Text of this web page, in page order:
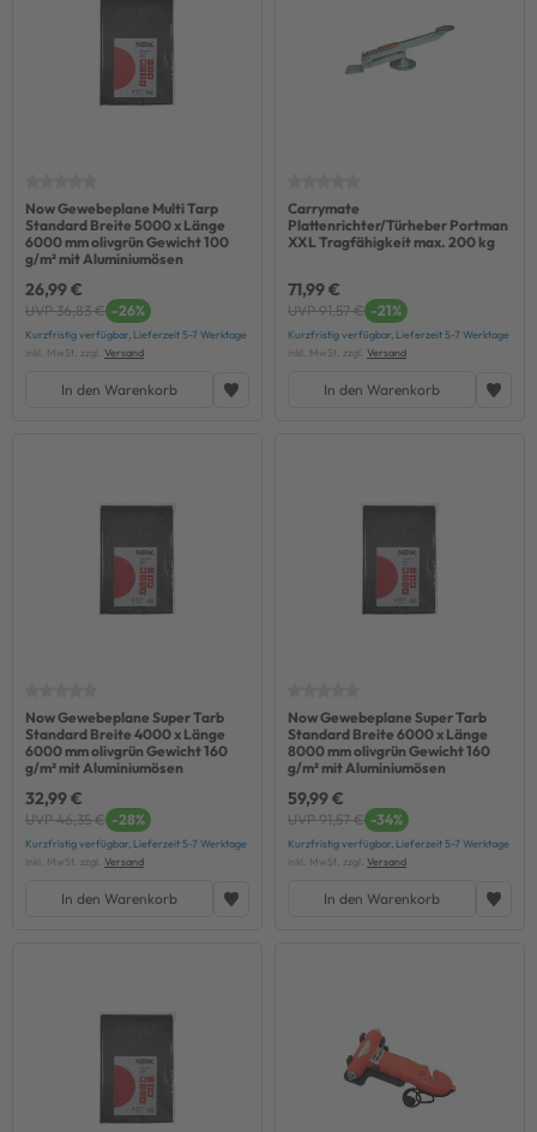
Now Gewebeplane Multi Tarp
Standard Breite 5000 x Länge
6000 mm olivgrün Gewicht 100
g/m² mit Aluminiumösen
26,99 €
UVP 36,83 € -26%
Kurzfristig verfügbar, Lieferzeit 5-7 Werktage
inkl. MwSt. zzgl. Versand
In den Warenkorb
Carrymate
Plattenrichter/Türheber Portman
XXL Tragfähigkeit max. 200 kg
71,99 €
UVP 91,57 € -21%
Kurzfristig verfügbar, Lieferzeit 5-7 Werktage
inkl. MwSt. zzgl. Versand
In den Warenkorb
Now Gewebeplane Super Tarb
Standard Breite 4000 x Länge
6000 mm olivgrün Gewicht 160
g/m² mit Aluminiumösen
32,99 €
UVP 46,35 € -28%
Kurzfristig verfügbar, Lieferzeit 5-7 Werktage
inkl. MwSt. zzgl. Versand
In den Warenkorb
Now Gewebeplane Super Tarb
Standard Breite 6000 x Länge
8000 mm olivgrün Gewicht 160
g/m² mit Aluminiumösen
59,99 €
UVP 91,57 € -34%
Kurzfristig verfügbar, Lieferzeit 5-7 Werktage
inkl. MwSt. zzgl. Versand
In den Warenkorb